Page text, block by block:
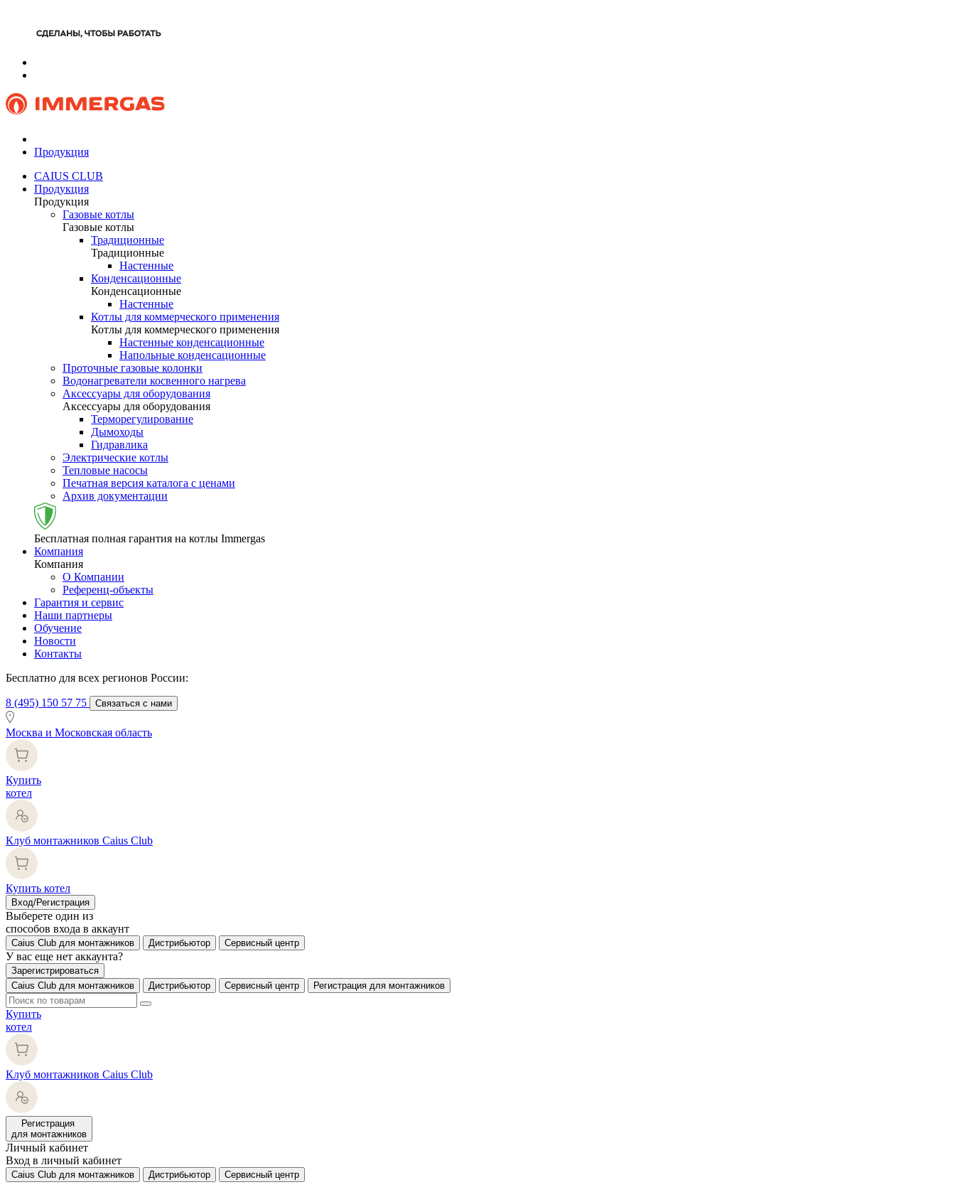
Продукция
CAIUS CLUB
Продукция
Продукция
Газовые котлы
Газовые котлы
Традиционные
Традиционные
Настенные
Конденсационные
Конденсационные
Настенные
Котлы для коммерческого применения
Котлы для коммерческого применения
Настенные конденсационные
Напольные конденсационные
Проточные газовые колонки
Водонагреватели косвенного нагрева
Аксессуары для оборудования
Аксессуары для оборудования
Терморегулирование
Дымоходы
Гидравлика
Электрические котлы
Тепловые насосы
Печатная версия каталога с ценами
Архив документации
Бесплатная полная гарантия на котлы Immergas
Компания
Компания
О Компании
Референц-объекты
Гарантия и сервис
Наши партнеры
Обучение
Новости
Контакты
Бесплатно для всех регионов России:
8 (495) 150 57 75 Связаться с нами
Москва и Московская область
Купить
котел
Клуб монтажников Caius Club
Купить котел
Вход/Регистрация
Выберете один из
способов входа в аккаунт
Caius Club для монтажников Дистрибьютор Сервисный центр
У вас еще нет аккаунта?
Зарегистрироваться
Caius Club для монтажников
Дистрибьютор Сервисный центр Регистрация для монтажников
Купить
котел
Клуб монтажников Caius Club
Регистрация
для монтажников
Личный кабинет
Вход в личный кабинет
Caius Club для монтажников Дистрибьютор Сервисный центр